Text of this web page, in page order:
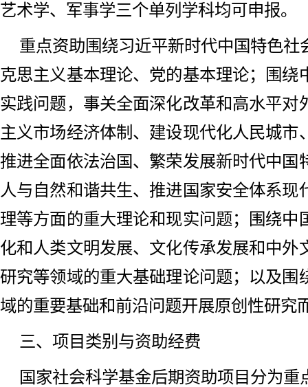
艺术学、军事学三个单列学科均可申报。
重点资助围绕习近平新时代中国特色社
克思主义基本理论、党的基本理论；围绕
实践问题，事关全面深化改革和高水平对
主义市场经济体制、建设现代化人民城市
推进全面依法治国、繁荣发展新时代中国
人与自然和谐共生、推进国家安全体系现
理等方面的重大理论和现实问题；围绕中
化和人类文明发展、文化传承发展和中外
研究等领域的重大基础理论问题；以及围
域的重要基础和前沿问题开展原创性研究
三、项目类别与资助经费
国家社会科学基金后期资助项目分为